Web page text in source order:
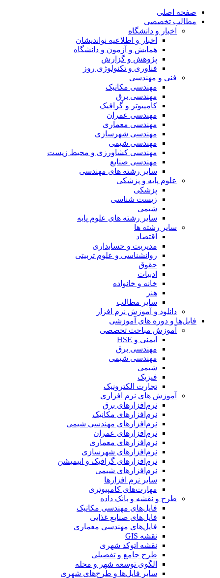
صفحه اصلی
مطالب تخصصی
اخبار و دانشگاه
اخبار و اطلاعیه نواندیشان
همایش و آزمون و دانشگاه
پژوهش و گزارش
فناوری و تکنولوژی روز
فنی و مهندسی
مهندسی مکانیک
مهندسی برق
کامپیوتر و گرافیک
مهندسی عمران
مهندسی معماری
مهندسی شهرسازی
مهندسی شیمی
مهندسی کشاورزی و محیط زیست
مهندسی صنایع
سایر رشته های مهندسی
علوم پایه و پزشکی
پزشکی
زیست شناسی
شیمی
سایر رشته های علوم پایه
سایر رشته ها
اقتصاد
مدیریت و حسابداری
روانشناسی و علوم تربیتی
حقوق
ادبیات
خانه و خانواده
هنر
سایر مطالب
دانلود و آموزش نرم افزار
فایل‌ها و دوره های آموزشی
آموزش مباحث تخصصی
ایمنی و HSE
مهندسی برق
مهندسی شیمی
شیمی
فیزیک
تجارت الکترونیک
آموزش های نرم افزاری
نرم‌افزارهای برق
نرم‌افزارهای مکانیک
نرم‌افزارهای مهندسی شیمی
نرم‌افزارهای عمران
نرم‌افزارهای معماری
نرم‌افزارهای شهرسازی
نرم‌افزارهای گرافیک و انیمیشن
نرم‌افزارهای شیمی
سایر نرم افزارها
مهارت‌های کامپیوتری
طرح و نقشه و بانک داده
فایل‌های مهندسی مکانیک
فایل‌های صنایع غذایی
فایل‌های مهندسی معماری
نقشه GIS
نقشه اتوکد شهری
طرح جامع و تفصیلی
الگوی توسعه شهر و محله
سایر فایل‌ها و طرح‌های شهری